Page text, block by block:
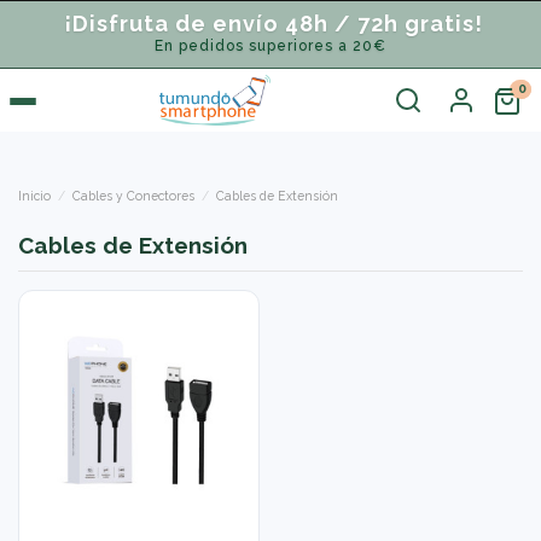
¡Disfruta de envío 48h / 72h gratis!
En pedidos superiores a 20€
Inicio Cables y Conectores Cables de Extensión
Cables de Extensión